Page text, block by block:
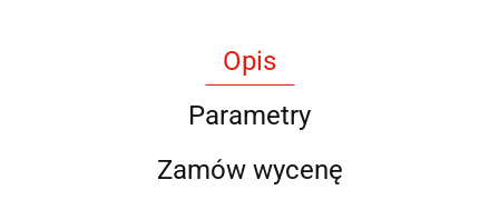
Opis
Parametry
Zamów wycenę